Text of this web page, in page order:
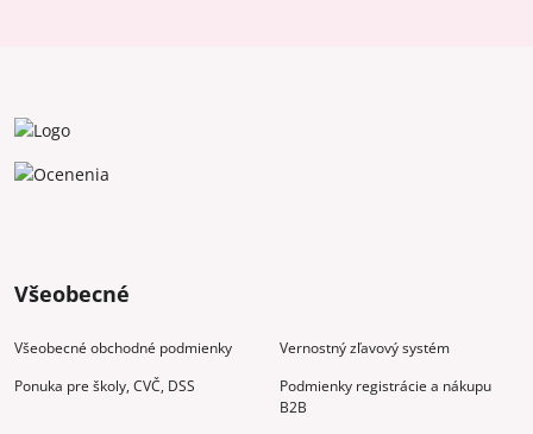
Všeobecné
Všeobecné obchodné podmienky
Vernostný zľavový systém
Ponuka pre školy, CVČ, DSS
Podmienky registrácie a nákupu
B2B